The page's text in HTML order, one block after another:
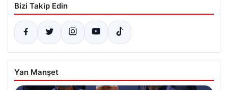
Bizi Takip Edin
Yan Manşet